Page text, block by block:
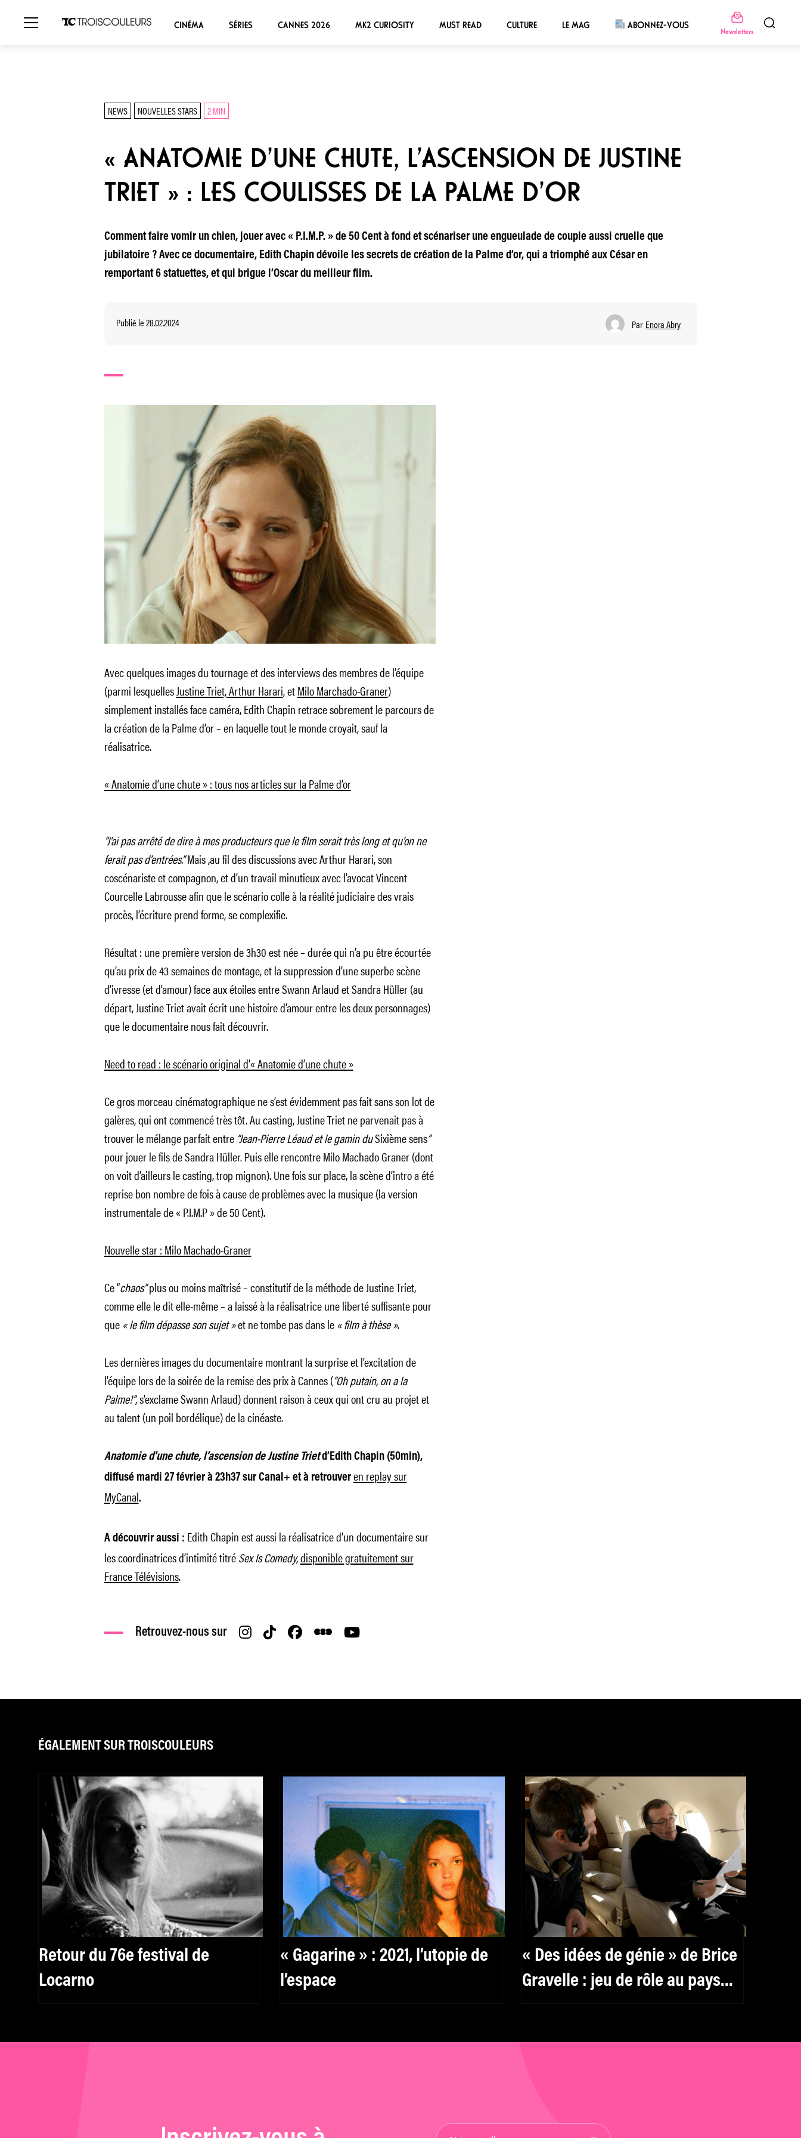
CINÉMA SÉRIES CANNES 2026 MK2 CURIOSITY MUST READ CULTURE LE MAG ABONNEZ-VOUS
Newsletters
NEWS NOUVELLES STARS 2 MIN
« ANATOMIE D’UNE CHUTE, L’ASCENSION DE JUSTINE
TRIET » : LES COULISSES DE LA PALME D’OR
Comment faire vomir un chien, jouer avec « P.I.M.P. » de 50 Cent à fond et scénariser une engueulade de couple aussi cruelle que
jubilatoire ? Avec ce documentaire, Edith Chapin dévoile les secrets de création de la Palme d’or, qui a triomphé aux César en
remportant 6 statuettes, et qui brigue l’Oscar du meilleur film.
Publié le 28.02.2024 Par Enora Abry
Avec quelques images du tournage et des interviews des membres de l’équipe
(parmi lesquellesJustine Triet, Arthur Harari, etMilo Marchado-Graner)
simplement installés face caméra, Edith Chapin retrace sobrement le parcours de
la création de la Palme d’or – en laquelle tout le monde croyait, sauf la
réalisatrice.
« Anatomie d’une chute » : tous nos articles sur la Palme d’or
“J’ai pas arrêté de dire à mes producteurs que le film serait très long et qu’on ne
ferait pas d’entrées.”Mais ,au fil des discussions avec Arthur Harari, son
coscénariste et compagnon, et d’un travail minutieux avec l’avocat Vincent
Courcelle Labrousse afin que le scénario colle à la réalité judiciaire des vrais
procès, l’écriture prend forme, se complexifie.
Résultat : une première version de 3h30 est née – durée qui n’a pu être écourtée
qu’au prix de 43 semaines de montage, et la suppression d’une superbe scène
d’ivresse (et d’amour) face aux étoiles entre Swann Arlaud et Sandra Hüller (au
départ, Justine Triet avait écrit une histoire d’amour entre les deux personnages)
que le documentaire nous fait découvrir.
Need to read : le scénario original d’« Anatomie d’une chute »
Ce gros morceau cinématographique ne s’est évidemment pas fait sans son lot de
galères, qui ont commencé très tôt. Au casting, Justine Triet ne parvenait pas à
trouver le mélange parfait entre “Jean-Pierre Léaud et le gamin duSixième sens”
pour jouer le fils de Sandra Hüller. Puis elle rencontre Milo Machado Graner (dont
on voit d’ailleurs le casting, trop mignon). Une fois sur place, la scène d’intro a été
reprise bon nombre de fois à cause de problèmes avec la musique (la version
instrumentale de « P.I.M.P » de 50 Cent).
Nouvelle star : Milo Machado-Graner
Ce “chaos”plus ou moins maîtrisé – constitutif de la méthode de Justine Triet,
comme elle le dit elle-même – a laissé à la réalisatrice une liberté suffisante pour
que « le film dépasse son sujet »et ne tombe pas dans le « film à thèse ».
Les dernières images du documentaire montrant la surprise et l’excitation de
l’équipe lors de la soirée de la remise des prix à Cannes (“Oh putain, on a la
Palme!”, s’exclame Swann Arlaud) donnent raison à ceux qui ont cru au projet et
au talent (un poil bordélique) de la cinéaste.
Anatomie d’une chute, l’ascension de Justine Trietd’Edith Chapin (50min),
diffusé mardi 27 février à 23h37 sur Canal+ et à retrouver en replay sur
MyCanal.
A découvrir aussi : Edith Chapin est aussi la réalisatrice d’un documentaire sur
les coordinatrices d’intimité titréSex Is Comedy,disponible gratuitement sur
France Télévisions.
Retrouvez-nous sur
ÉGALEMENT SUR TROISCOULEURS
Retour du 76e festival de
Locarno
« Gagarine » : 2021, l’utopie de
l’espace
« Des idées de génie » de Brice
Gravelle : jeu de rôle au pays